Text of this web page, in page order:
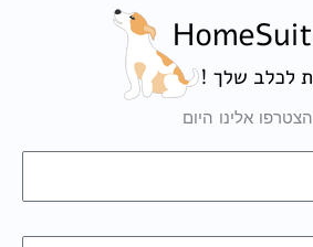
הצטרפו אלינו היום